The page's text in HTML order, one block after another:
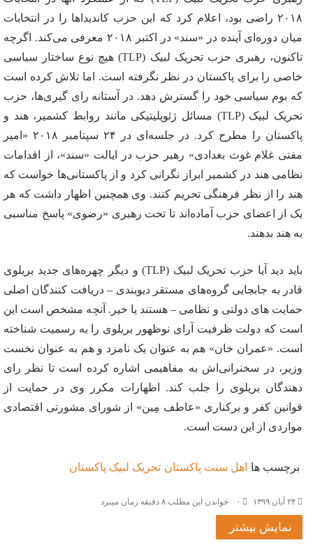
۲۰۱۸ راضی بود، اعلام کرد که این حزب کاندیداها را در انتخابات
میان دوره‌ای آینده در «سند» در اکتبر ۲۰۱۸ معرفی می‌کند. اگرچه
تاکنون، رهبری حزب تحریک لبیک (TLP) هیچ نوع ساختار سیاسی
خاصی را برای پاکستان در نظر نگرفته است. اما تلاش کرده است
که بوم سیاسی خود را گسترش دهد. در آستانه رای گیری‌ها، حزب
تحریک لبیک (TLP) مسائل ژئوپلیتیکی مانند روابط کشمیر، هند و
پاکستان را مطرح کرد. در جلسه‌ای در ۲۴ سپتامبر ۲۰۱۸ «امیر
مفتی غلام غوث بغدادی» رهبر حزب در ایالت «سند»، از اقدامات
نظامی هند در کشمیر ابراز نگرانی کرد و از پاکستانی‌ها خواست که
هند را از نظر فرهنگی تحریم کنند. وی همچنین اظهار داشت که هر
یک از اعضای حزب آماده‌اند تا تحت رهبری «رضوی» پاسخ مناسبی
به هند بدهند.
باید دید آیا حزب تحریک لبیک (TLP) و دیگر چهره‌های جدید بریلوی
قادر به جابجایی گروه‌های مستقر دیوبندی – دریافت کنندگان اصلی
حمایت های دولتی و نظامی – هستند یا خیر. آنچه مشخص است این
است که دولت ظرفیت آرای نوظهور بریلوی را به رسمیت شناخته
است. «عمران خان» هم به عنوان یک نامزد و هم به عنوان نخست
وزیر، در سخنرانی‌اش به مفاهیمی اشاره کرده است تا نظر رای
دهندگان بریلوی را جلب کند. اظهارات مکرر وی در حمایت از
قوانین کفر و برکناری «عاطف مِین» از شورای مشورتی اقتصادی
مواردی از این دست است.
برچسب ها اهل سنت پاکستان تحریک لبیک پاکستان
۲۴ آبان ۱۳۹۹ ۰ خواندن این مطلب ۸ دقیقه زمان میبرد
نمایش بیشتر